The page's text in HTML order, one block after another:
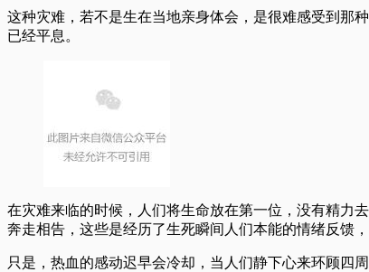
这种灾难，若不是生在当地亲身体会，是很难感受到那
已经平息。
在灾难来临的时候，人们将生命放在第一位，没有精力
奔走相告，这些是经历了生死瞬间人们本能的情绪反馈
只是，热血的感动迟早会冷却，当人们静下心来环顾四